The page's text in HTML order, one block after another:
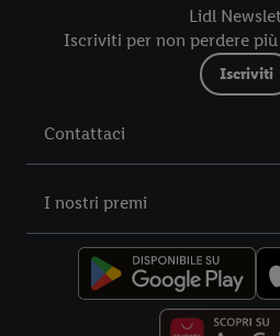
Lidl
Iscriviti per non perdere
Iscriviti
Contattaci
I nostri premi
futuro, sono disponibili nella nostra
nostre informazioni legali sono